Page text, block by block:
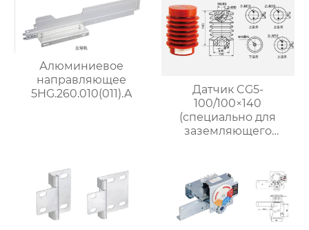
Алюминиевое
направляющее
5HG.260.010(011).A
Датчик CG5-
100/100×140
(специально для
заземляющего